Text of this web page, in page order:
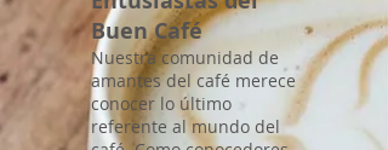
Buen Café
Nuestra comunidad de
amantes del café merece
conocer lo último
referente al mundo del